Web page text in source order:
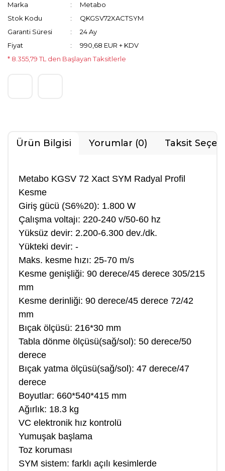
Marka
Metabo
Stok Kodu
QKGSV72XACTSYM
Garanti Süresi
24 Ay
Fiyat
990,68 EUR + KDV
* 8.355,79 TL den Başlayan Taksitlerle
Ürün Bilgisi Yorumlar (0) Taksit
Metabo KGSV 72 Xact SYM Radyal Profil
Kesme
Giriş gücü (S6%20): 1.800 W
Çalışma voltajı: 220-240 v/50-60 hz
Yüksüz devir: 2.200-6.300 dev./dk.
Yükteki devir: -
Maks. kesme hızı: 25-70 m/s
Kesme genişliği: 90 derece/45 derece 305/215
mm
Kesme derinliği: 90 derece/45 derece 72/42
mm
Bıçak ölçüsü: 216*30 mm
Tabla dönme ölçüsü(sağ/sol): 50 derece/50
derece
Bıçak yatma ölçüsü(sağ/sol): 47 derece/47
derece
Boyutlar: 660*540*415 mm
Ağırlık: 18.3 kg
VC elektronik hız kontrolü
Yumuşak başlama
Toz koruması
SYM sistem: farklı açılı kesimlerde